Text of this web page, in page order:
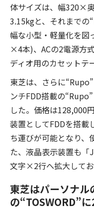
体サイズは、幅320×
3.15kgと、それまでの
幅な小型・軽量化を図
×4本)、ACの2電源方
ディオ用のカセットテ
東芝は、さらに
ンチFDD搭載の
した。価格は128,000
装置としてFDDを搭載
ち運びが可能となり、
た、液晶表示装置も
文字×2行へ拡大してお
東芝はパーソナ
の“TOSWORD”